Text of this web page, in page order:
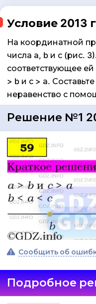
Условие 2013
На координатной
числа а, b и с (рис.
соответствующее
> b и с > а.
неравенство с
Решение №1
Сообщить об
Подробное